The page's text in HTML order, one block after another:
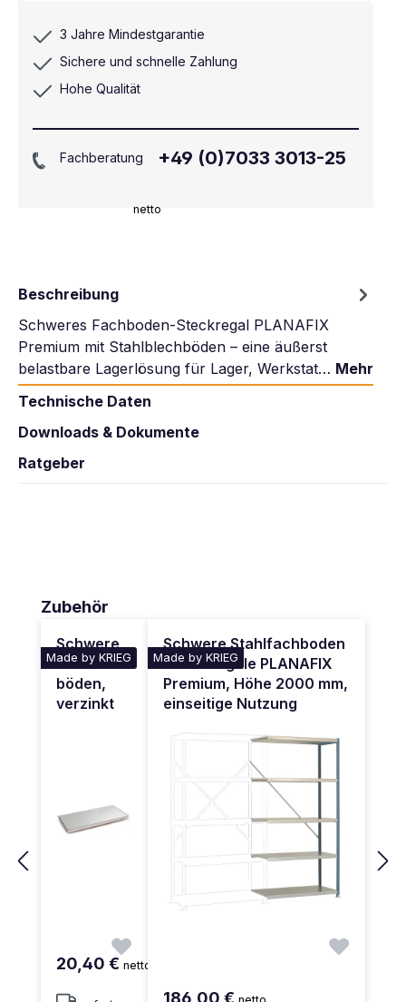
netto
3 Jahre Mindestgarantie
Sichere und schnelle Zahlung
Hohe Qualität
Fachberatung +49 (0)7033 3013-25
Beschreibung
Schweres Fachboden-Steckregal PLANAFIX
Premium mit Stahlblechböden – eine äußerst
belastbare Lagerlösung für Lager, Werkstat… Mehr
Technische Daten
Downloads & Dokumente
Ratgeber
Produktgalerie überspringen
Zubehör
Made by KRIEG
Schwere
Stahlfach
böden,
verzinkt
20,40 € netto
Made by KRIEG
Schwere Stahlfachboden
Anbauregale PLANAFIX
Premium, Höhe 2000 mm,
einseitige Nutzung
186,00 €